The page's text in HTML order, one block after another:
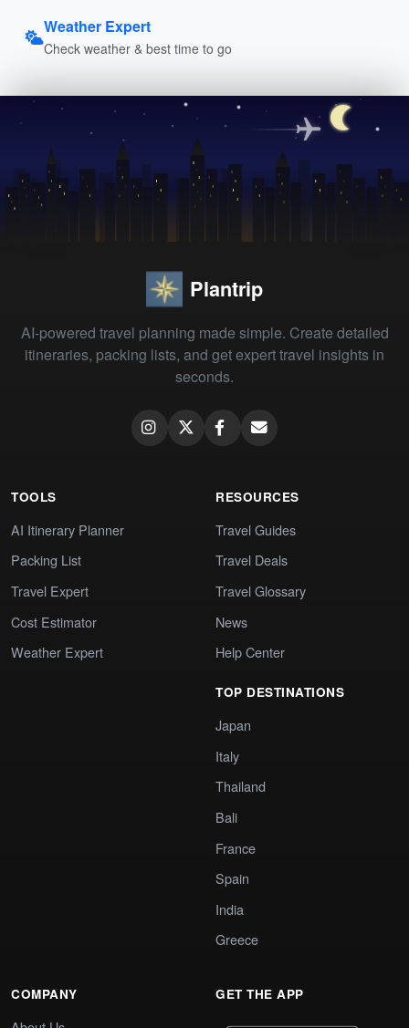
Weather Expert
Check weather & best time to go
Plantrip
AI-powered travel planning made simple. Create detailed
itineraries, packing lists, and get expert travel insights in
seconds.
TOOLS
AI Itinerary Planner
Packing List
Travel Expert
Cost Estimator
Weather Expert
RESOURCES
Travel Guides
Travel Deals
Travel Glossary
News
Help Center
TOP DESTINATIONS
Japan
Italy
Thailand
Bali
France
Spain
India
Greece
COMPANY GET THE APP